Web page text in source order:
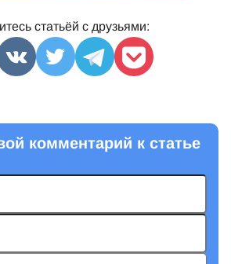
статьёй с друзьями:
комментарий к статье